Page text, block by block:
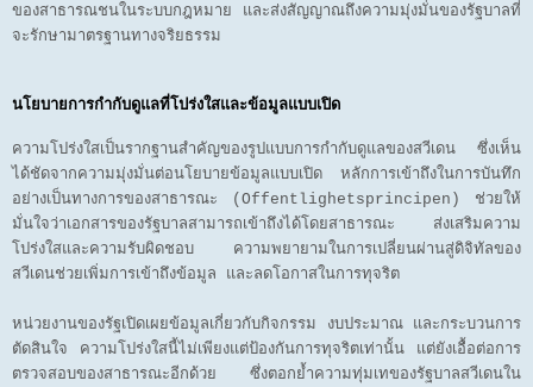
ของสาธารณชนในระบบกฎหมาย และส่งสัญญาณถึงความมุ่งมั่นของรัฐบาลที่
จะรักษามาตรฐานทางจริยธรรม
นโยบายการกำกับดูแลที่โปร่งใสและข้อมูลแบบเปิด
ความโปร่งใสเป็นรากฐานสำคัญของรูปแบบการกำกับดูแลของสวีเดน ซึ่งเห็น
ได้ชัดจากความมุ่งมั่นต่อนโยบายข้อมูลแบบเปิด หลักการเข้าถึงในการบันทึก
อย่างเป็นทางการของสาธารณะ (Offentlighetsprincipen) ช่วยให้
มั่นใจว่าเอกสารของรัฐบาลสามารถเข้าถึงได้โดยสาธารณะ ส่งเสริมความ
โปร่งใสและความรับผิดชอบ ความพยายามในการเปลี่ยนผ่านสู่ดิจิทัลของ
สวีเดนช่วยเพิ่มการเข้าถึงข้อมูล และลดโอกาสในการทุจริต
หน่วยงานของรัฐเปิดเผยข้อมูลเกี่ยวกับกิจกรรม งบประมาณ และกระบวนการ
ตัดสินใจ ความโปร่งใสนี้ไม่เพียงแต่ป้องกันการทุจริตเท่านั้น แต่ยังเอื้อต่อการ
ตรวจสอบของสาธารณะอีกด้วย ซึ่งตอกย้ำความทุ่มเทของรัฐบาลสวีเดนใน